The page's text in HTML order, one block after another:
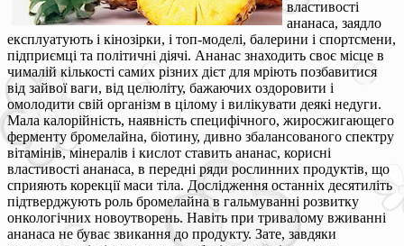
властивості
ананаса, заядло
експлуатують і кінозірки, і топ-моделі, балерини і спортсмени,
підприємці та політичні діячі. Ананас знаходить своє місце в
чималій кількості самих різних дієт для мріють позбавитися
від зайвої ваги, від целюліту, бажаючих оздоровити і
омолодити свій організм в цілому і вилікувати деякі недуги.
Мала калорійність, наявність специфічного, жиросжигающего
ферменту бромелайна, біотину, дивно збалансованого спектру
вітамінів, мінералів і кислот ставить ананас, корисні
властивості ананаса, в передні ряди рослинних продуктів, що
сприяють корекції маси тіла. Дослідження останніх десятиліть
підтверджують роль бромелайна в гальмуванні розвитку
онкологічних новоутворень. Навіть при тривалому вживанні
ананаса не буває звикання до продукту. Зате, завдяки